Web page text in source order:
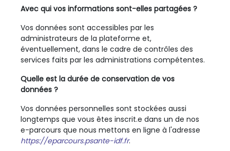
Avec qui vos informations sont-elles partagées ?
Vos données sont accessibles par les
administrateurs de la plateforme et,
éventuellement, dans le cadre de contrôles des
services faits par les administrations compétentes.
Quelle est la durée de conservation de vos
données ?
Vos données personnelles sont stockées aussi
longtemps que vous êtes inscrit.e dans un de nos
e-parcours que nous mettons en ligne à l'adresse
https://eparcours.psante-idf.fr.